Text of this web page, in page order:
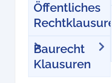
Öffentliches
Baurecht
Klausuren